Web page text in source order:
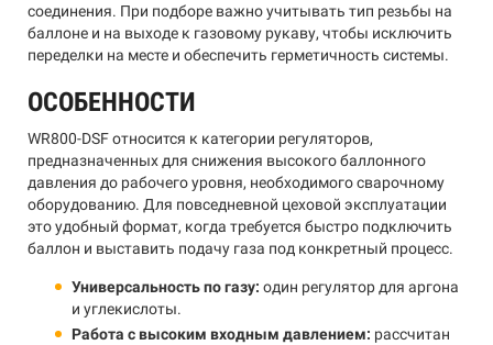
соединения. При подборе важно учитывать тип резьбы на
баллоне и на выходе к газовому рукаву, чтобы исключить
переделки на месте и обеспечить герметичность системы.
ОСОБЕННОСТИ
WR800-DSF относится к категории регуляторов,
предназначенных для снижения высокого баллонного
давления до рабочего уровня, необходимого сварочному
оборудованию. Для повседневной цеховой эксплуатации
это удобный формат, когда требуется быстро подключить
баллон и выставить подачу газа под конкретный процесс.
Универсальность по газу: один регулятор для аргона
и углекислоты.
Работа с высоким входным давлением: рассчитан